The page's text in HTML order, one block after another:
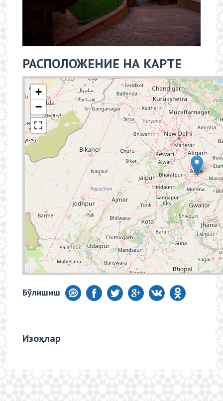
РАСПОЛОЖЕНИЕ НА КАРТЕ
+
−
Бўлишиш
Изоҳлар